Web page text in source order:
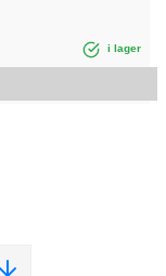
i lager